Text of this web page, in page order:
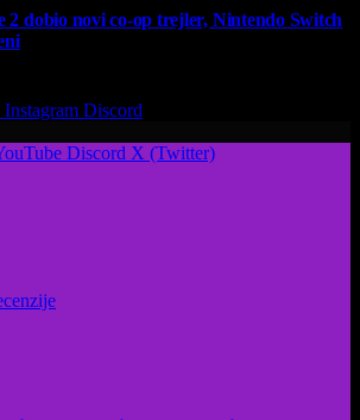
2 dobio novi co-op trejler, Nintendo Switch
Instagram Discord
Discord X (Twitter)